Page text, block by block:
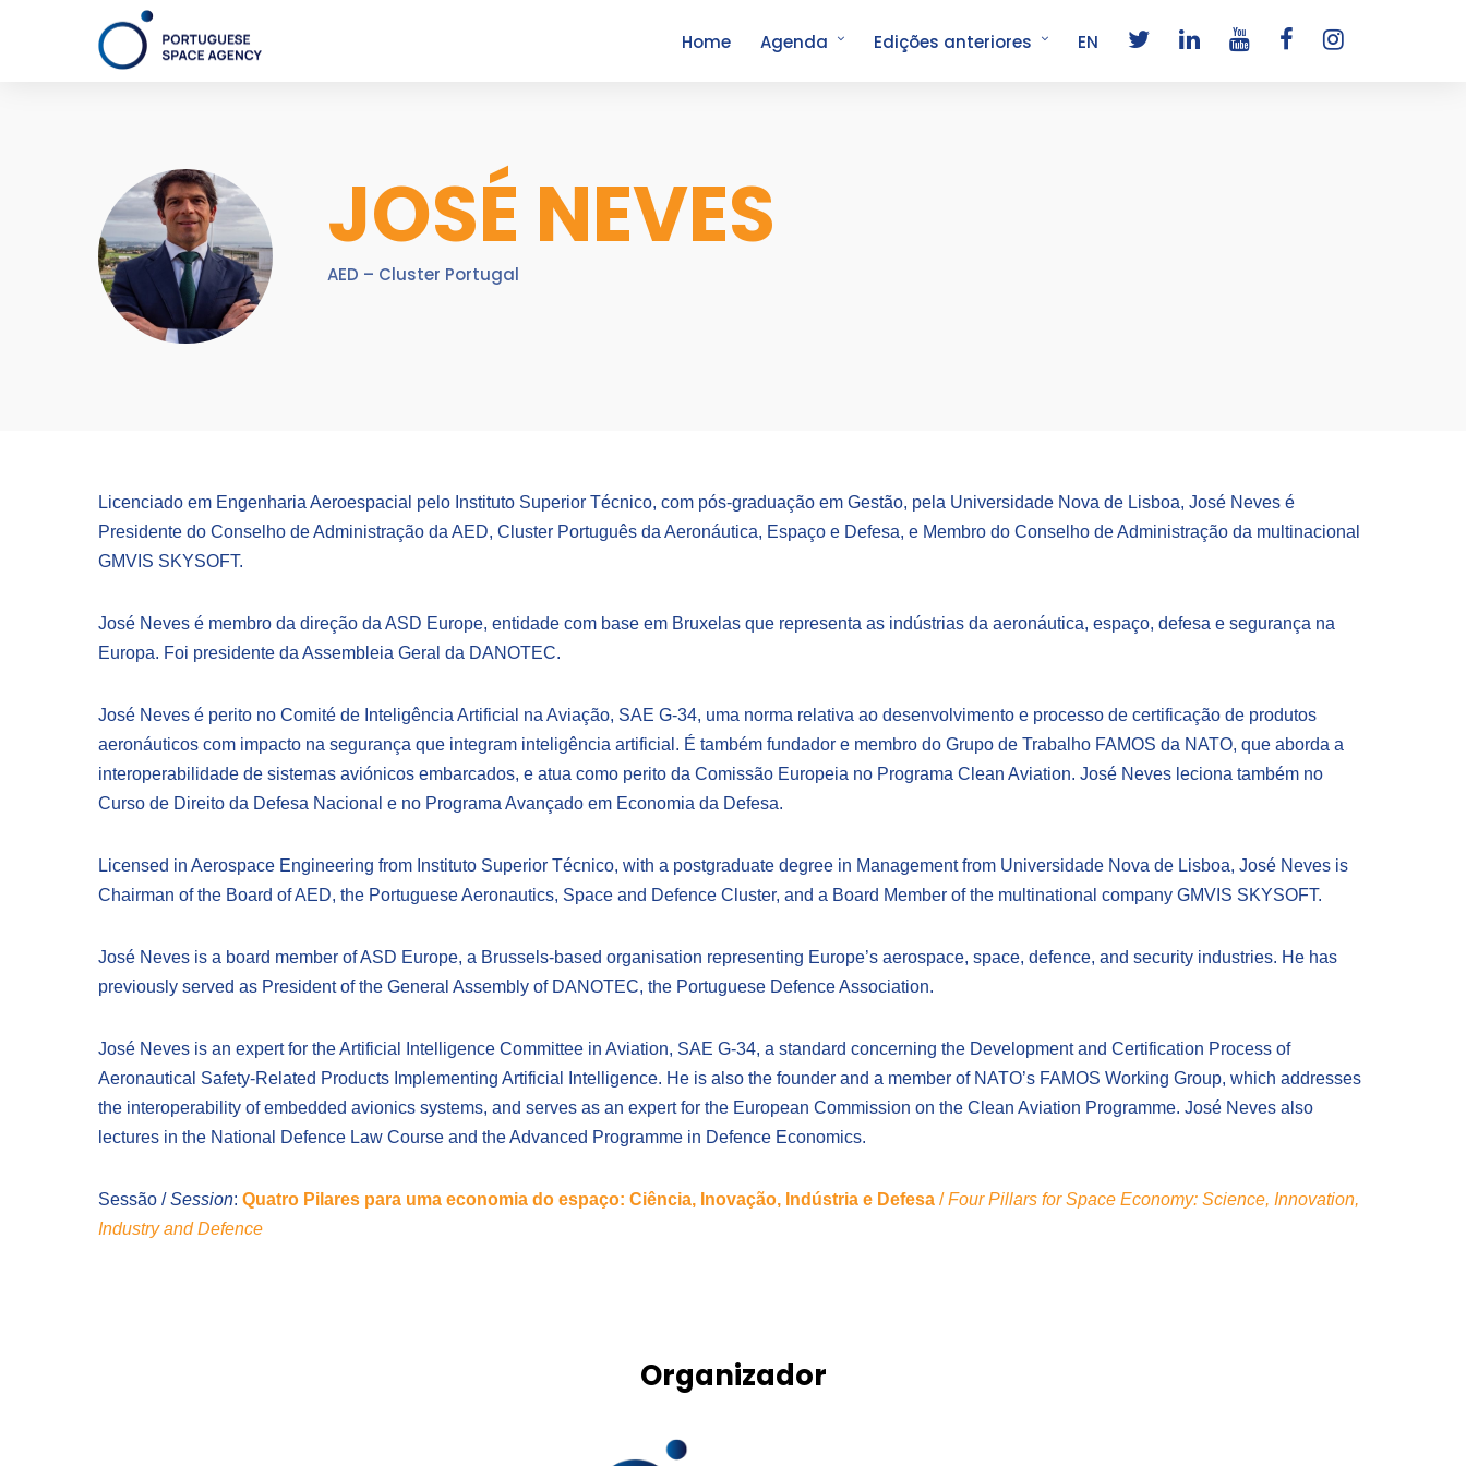
Home Agenda Edições anteriores EN
JOSÉ NEVES
AED – Cluster Portugal
Licenciado em Engenharia Aeroespacial pelo Instituto Superior Técnico, com pós-graduação em Gestão, pela Universidade Nova de Lisboa, José Neves é
Presidente do Conselho de Administração da AED, Cluster Português da Aeronáutica, Espaço e Defesa, e Membro do Conselho de Administração da multinacional
GMVIS SKYSOFT.
José Neves é membro da direção da ASD Europe, entidade com base em Bruxelas que representa as indústrias da aeronáutica, espaço, defesa e segurança na
Europa. Foi presidente da Assembleia Geral da DANOTEC.
José Neves é perito no Comité de Inteligência Artificial na Aviação, SAE G-34, uma norma relativa ao desenvolvimento e processo de certificação de produtos
aeronáuticos com impacto na segurança que integram inteligência artificial. É também fundador e membro do Grupo de Trabalho FAMOS da NATO, que aborda a
interoperabilidade de sistemas aviónicos embarcados, e atua como perito da Comissão Europeia no Programa Clean Aviation. José Neves leciona também no
Curso de Direito da Defesa Nacional e no Programa Avançado em Economia da Defesa.
Licensed in Aerospace Engineering from Instituto Superior Técnico, with a postgraduate degree in Management from Universidade Nova de Lisboa, José Neves is
Chairman of the Board of AED, the Portuguese Aeronautics, Space and Defence Cluster, and a Board Member of the multinational company GMVIS SKYSOFT.
José Neves is a board member of ASD Europe, a Brussels-based organisation representing Europe’s aerospace, space, defence, and security industries. He has
previously served as President of the General Assembly of DANOTEC, the Portuguese Defence Association.
José Neves is an expert for the Artificial Intelligence Committee in Aviation, SAE G-34, a standard concerning the Development and Certification Process of
Aeronautical Safety-Related Products Implementing Artificial Intelligence. He is also the founder and a member of NATO’s FAMOS Working Group, which addresses
the interoperability of embedded avionics systems, and serves as an expert for the European Commission on the Clean Aviation Programme. José Neves also
lectures in the National Defence Law Course and the Advanced Programme in Defence Economics.
Sessão /Session: Quatro Pilares para uma economia do espaço: Ciência, Inovação, Indústria e Defesa /Four Pillars for Space Economy: Science, Innovation,
Industry and Defence
Organizador